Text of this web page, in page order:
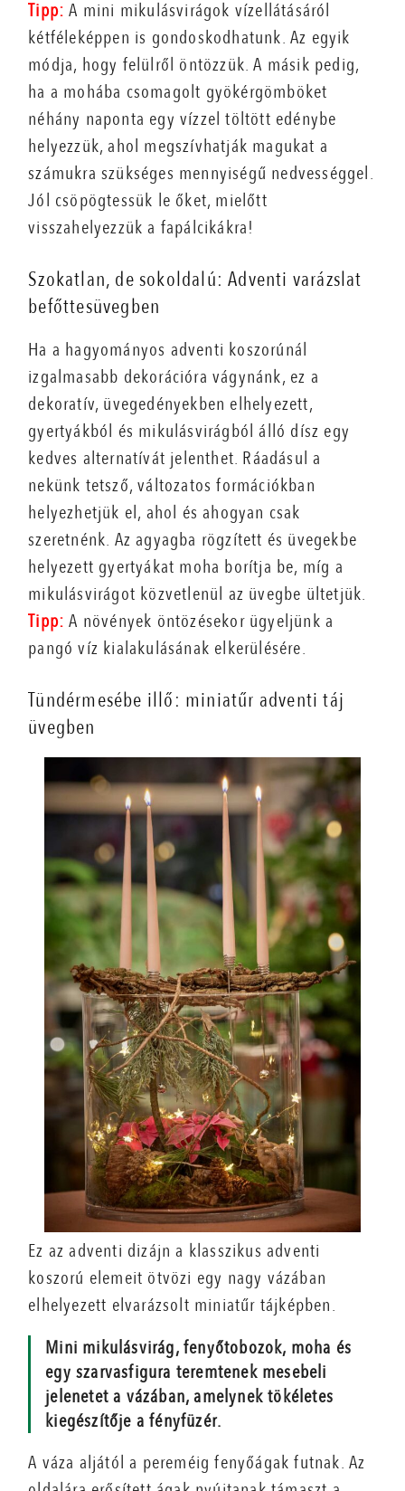
Tipp: A mini mikulásvirágok vízellátásáról
kétféleképpen is gondoskodhatunk. Az egyik
módja, hogy felülről öntözzük. A másik pedig,
ha a mohába csomagolt gyökérgömböket
néhány naponta egy vízzel töltött edénybe
helyezzük, ahol megszívhatják magukat a
számukra szükséges mennyiségű nedvességgel.
Jól csöpögtessük le őket, mielőtt
visszahelyezzük a fapálcikákra!
Szokatlan, de sokoldalú: Adventi varázslat
befőttesüvegben
Ha a hagyományos adventi koszorúnál
izgalmasabb dekorációra vágynánk, ez a
dekoratív, üvegedényekben elhelyezett,
gyertyákból és mikulásvirágból álló dísz egy
kedves alternatívát jelenthet. Ráadásul a
nekünk tetsző, változatos formációkban
helyezhetjük el, ahol és ahogyan csak
szeretnénk. Az agyagba rögzített és üvegekbe
helyezett gyertyákat moha borítja be, míg a
mikulásvirágot közvetlenül az üvegbe ültetjük.
Tipp: A növények öntözésekor ügyeljünk a
pangó víz kialakulásának elkerülésére.
Tündérmesébe illő: miniatűr adventi táj
üvegben
Ez az adventi dizájn a klasszikus adventi
koszorú elemeit ötvözi egy nagy vázában
elhelyezett elvarázsolt miniatűr tájképben.
Mini mikulásvirág, fenyőtobozok, moha és
egy szarvasfigura teremtenek mesebeli
jelenetet a vázában, amelynek tökéletes
kiegészítője a fényfüzér.
A váza aljától a pereméig fenyőágak futnak. Az